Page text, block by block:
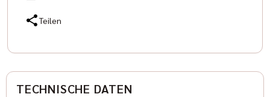
Teilen
TECHNISCHE DATEN